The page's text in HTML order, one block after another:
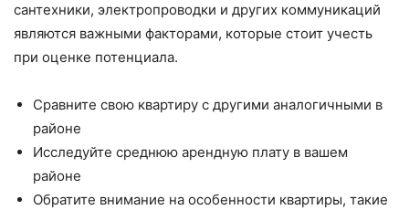
сантехники, электропроводки и других коммуникаций
являются важными факторами, которые стоит учесть
при оценке потенциала.
Сравните свою квартиру с другими аналогичными в
районе
Исследуйте среднюю арендную плату в вашем
районе
Обратите внимание на особенности квартиры, такие